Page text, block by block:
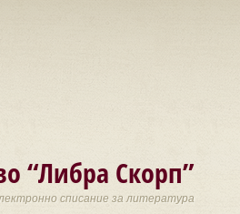
“Либра Скорп”
списание за литература